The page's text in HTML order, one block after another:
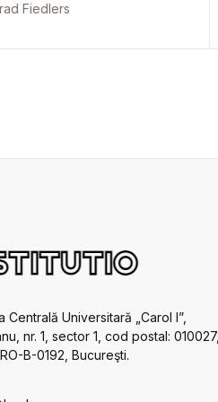
Fiedlers
Centrală Universitară „Carol I”,
nr. 1, sector 1, cod postal: 010027,
B-0192, Bucureşti.